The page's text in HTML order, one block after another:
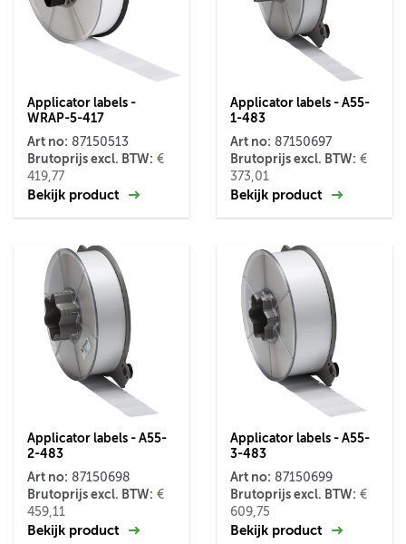
Applicator labels -
WRAP-5-417
Art no: 87150513
Brutoprijs excl. BTW: €
419,77
Bekijk product
Applicator labels - A55-
1-483
Art no: 87150697
Brutoprijs excl. BTW: €
373,01
Bekijk product
Applicator labels - A55-
2-483
Art no: 87150698
Brutoprijs excl. BTW: €
459,11
Bekijk product
Applicator labels - A55-
3-483
Art no: 87150699
Brutoprijs excl. BTW: €
609,75
Bekijk product